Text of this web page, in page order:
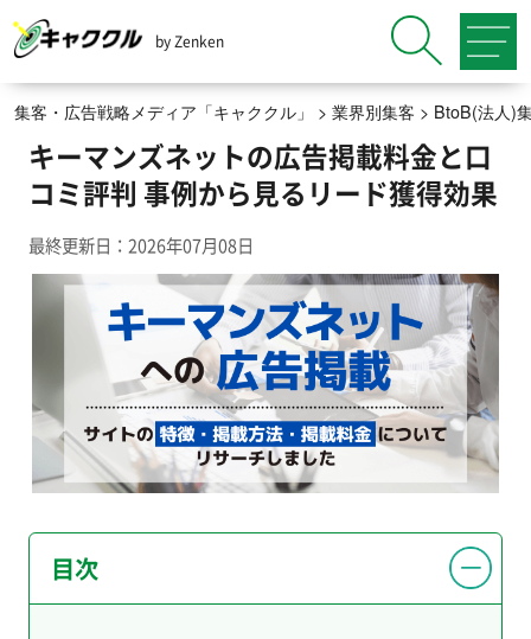
by Zenken
集客・広告戦略メディア「キャククル」 > 業界別集客 > BtoB(法人)
キーマンズネットの広告掲載料金と口
コミ評判 事例から見るリード獲得効果
最終更新日：2026年07月08日
目次